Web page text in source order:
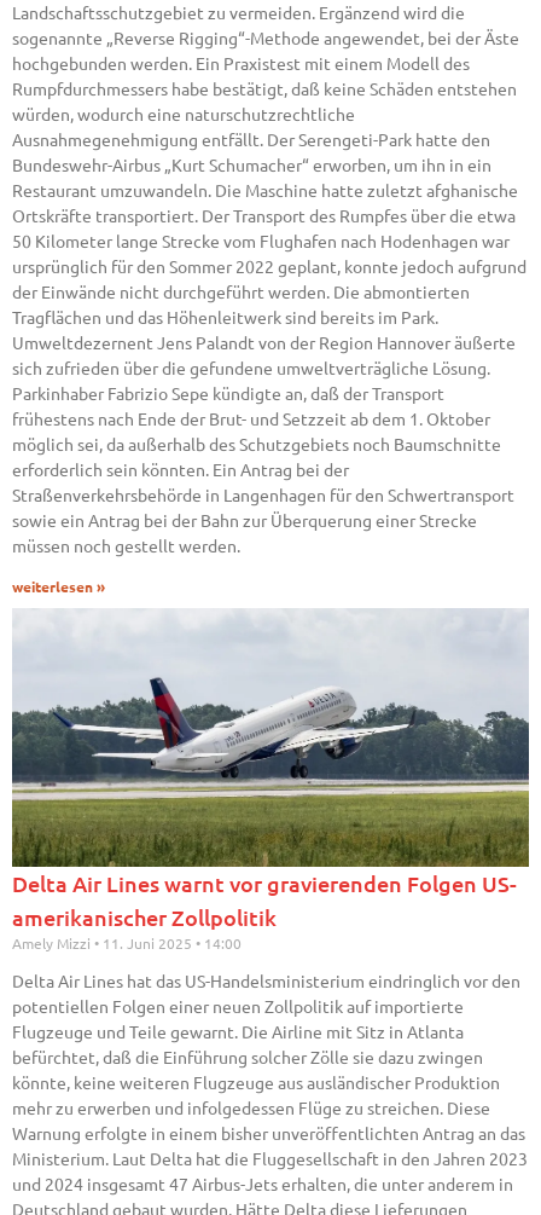
Landschaftsschutzgebiet zu vermeiden. Ergänzend wird die
sogenannte „Reverse Rigging“-Methode angewendet, bei der Äste
hochgebunden werden. Ein Praxistest mit einem Modell des
Rumpfdurchmessers habe bestätigt, daß keine Schäden entstehen
würden, wodurch eine naturschutzrechtliche
Ausnahmegenehmigung entfällt. Der Serengeti-Park hatte den
Bundeswehr-Airbus „Kurt Schumacher“ erworben, um ihn in ein
Restaurant umzuwandeln. Die Maschine hatte zuletzt afghanische
Ortskräfte transportiert. Der Transport des Rumpfes über die etwa
50 Kilometer lange Strecke vom Flughafen nach Hodenhagen war
ursprünglich für den Sommer 2022 geplant, konnte jedoch aufgrund
der Einwände nicht durchgeführt werden. Die abmontierten
Tragflächen und das Höhenleitwerk sind bereits im Park.
Umweltdezernent Jens Palandt von der Region Hannover äußerte
sich zufrieden über die gefundene umweltverträgliche Lösung.
Parkinhaber Fabrizio Sepe kündigte an, daß der Transport
frühestens nach Ende der Brut- und Setzzeit ab dem 1. Oktober
möglich sei, da außerhalb des Schutzgebiets noch Baumschnitte
erforderlich sein könnten. Ein Antrag bei der
Straßenverkehrsbehörde in Langenhagen für den Schwertransport
sowie ein Antrag bei der Bahn zur Überquerung einer Strecke
müssen noch gestellt werden.
weiterlesen »
Delta Air Lines warnt vor gravierenden Folgen US-
amerikanischer Zollpolitik
Amely Mizzi 11. Juni 2025 14:00
Delta Air Lines hat das US-Handelsministerium eindringlich vor den
potentiellen Folgen einer neuen Zollpolitik auf importierte
Flugzeuge und Teile gewarnt. Die Airline mit Sitz in Atlanta
befürchtet, daß die Einführung solcher Zölle sie dazu zwingen
könnte, keine weiteren Flugzeuge aus ausländischer Produktion
mehr zu erwerben und infolgedessen Flüge zu streichen. Diese
Warnung erfolgte in einem bisher unveröffentlichten Antrag an das
Ministerium. Laut Delta hat die Fluggesellschaft in den Jahren 2023
und 2024 insgesamt 47 Airbus-Jets erhalten, die unter anderem in
Deutschland gebaut wurden. Hätte Delta diese Lieferungen